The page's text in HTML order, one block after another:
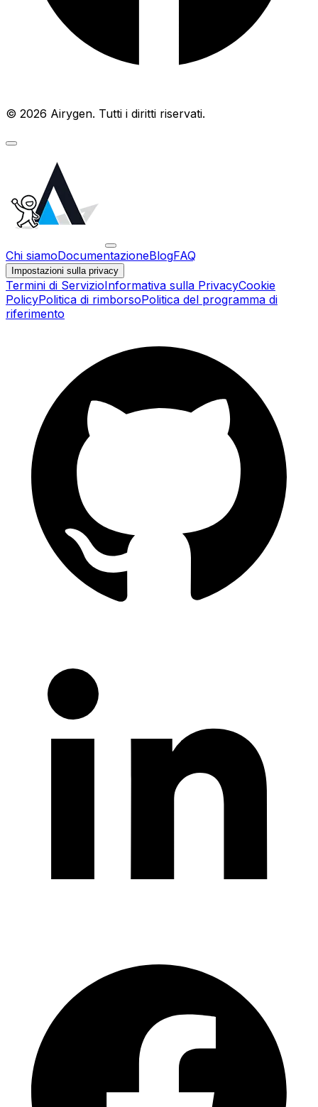
© 2026 Airygen. Tutti i diritti riservati.
Chi siamoDocumentazioneBlogFAQ
Impostazioni sulla privacy
Termini di ServizioInformativa sulla PrivacyCookie
PolicyPolitica di rimborsoPolitica del programma di
riferimento